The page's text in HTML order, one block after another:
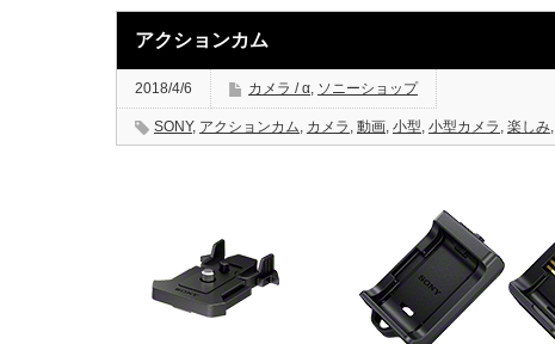
アクションカム
2018/4/6 カメラ / α, ソニーショップ
SONY, アクションカム, カメラ , 動画, 小型, 小型カメラ , 楽しみ,